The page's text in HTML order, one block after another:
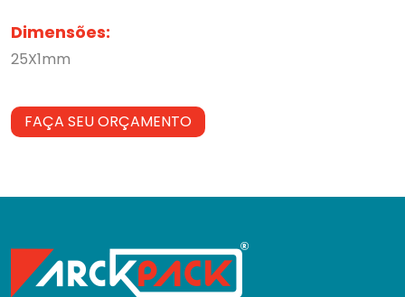
Dimensões:
25X1mm
FAÇA SEU ORÇAMENTO